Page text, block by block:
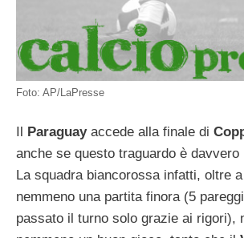
Foto: AP/LaPresse
Il Paraguay accede alla finale di
anche se questo traguardo è davvero
La squadra biancorossa infatti, oltre
nemmeno una partita finora (5
passato il turno solo grazie ai rigori),